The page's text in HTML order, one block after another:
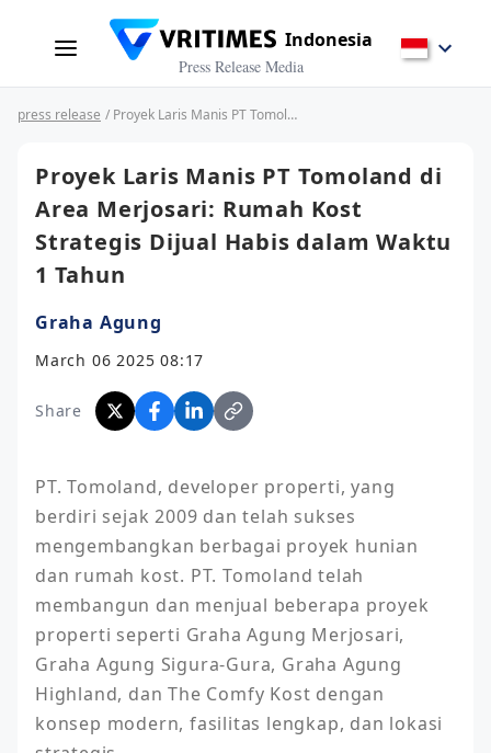
Indonesia
Press Release Media
press release / Proyek Laris Manis PT Tomoland di Area Merjosari: Rumah Kost Strategis Dijual Habis dalam Waktu 1 Tahun
Proyek Laris Manis PT Tomoland di
Area Merjosari: Rumah Kost
Strategis Dijual Habis dalam Waktu
1 Tahun
Graha Agung
March 06 2025 08:17
Share
PT. Tomoland, developer properti, yang
berdiri sejak 2009 dan telah sukses
mengembangkan berbagai proyek hunian
dan rumah kost. PT. Tomoland telah
membangun dan menjual beberapa proyek
properti seperti Graha Agung Merjosari,
Graha Agung Sigura-Gura, Graha Agung
Highland, dan The Comfy Kost dengan
konsep modern, fasilitas lengkap, dan lokasi